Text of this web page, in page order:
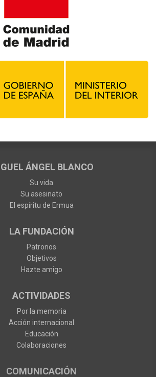
ÁNGEL BLANCO
Su vida
Su asesinato
El espíritu de Ermua
LA FUNDACIÓN
Patronos
Objetivos
Hazte amigo
ACTIVIDADES
Por la memoria
Acción internacional
Educación
Colaboraciones
COMUNICACIÓN